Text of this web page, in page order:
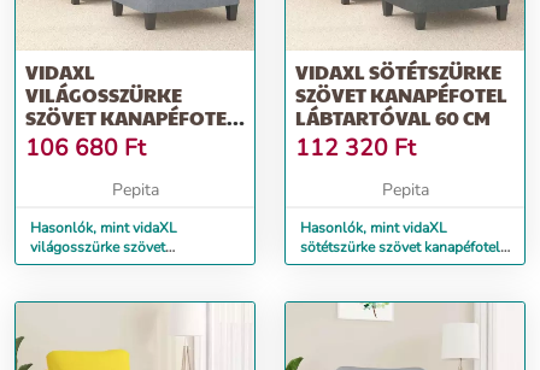
VIDAXL
VILÁGOSSZÜRKE
SZÖVET KANAPÉFOTEL
LÁBTARTÓVAL 60 CM
106 680 Ft
Pepita
Hasonlók, mint vidaXL
világosszürke szövet
kanapéfotel lábtartóval 60 cm
VIDAXL SÖTÉTSZÜRKE
SZÖVET KANAPÉFOTEL
LÁBTARTÓVAL 60 CM
112 320 Ft
Pepita
Hasonlók, mint vidaXL
sötétszürke szövet kanapéfotel
lábtartóval 60 cm